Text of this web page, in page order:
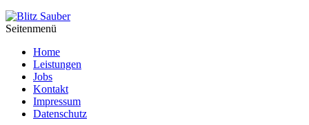
Seitenmenü
Home
Leistungen
Jobs
Kontakt
Impressum
Datenschutz